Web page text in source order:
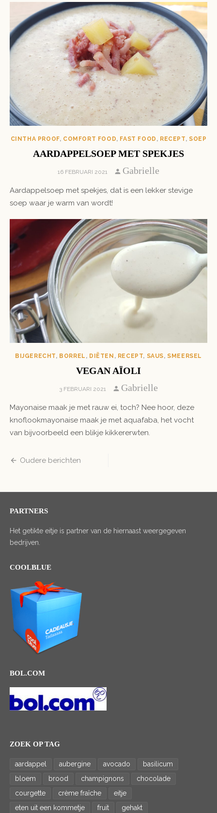
CINTHA PROOF, COMFORT FOOD, FAST FOOD , RECEPT, SOEP
AARDAPPELSOEP MET SPEKJES
POSTED
16 FEBRUARI 2021 Author
Gabrielle
Aardappelsoep met spekjes, dat is een lekker stevige
soep waar je warm van wordt!
BIJGERECHT, BORREL , DIËTEN , RECEPT, SAUS,SMEERSEL
VEGAN AÏOLI
POSTED
3 FEBRUARI 2021 Author
Gabrielle
Mayonaise maak je met rauw ei, toch? Nee hoor, deze
knoflookmayonaise maak je met aquafaba, het vocht
van bijvoorbeeld een blikje kikkererwten.
Berichten
Oudere berichten
PARTNERS
Het getikte eitje is partner van de hiernaast weergegeven
bedrijven.
COOLBLUE
BOL.COM
ZOEK OP TAG
aardappel aubergine avocado
basilicum
bloem
brood champignons
chocolade
courgette
crème fraîche
eitje
eten uit een kommetje
fruit gehakt